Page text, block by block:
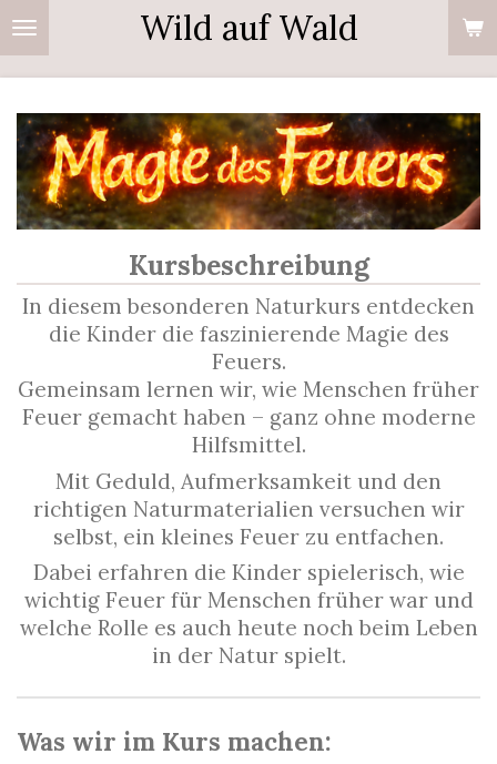
Zum
Hauptinhalt
Wild auf Wald
Kursbeschreibung
In diesem besonderen Naturkurs entdecken
die Kinder die faszinierende Magie des
Feuers.
Gemeinsam lernen wir, wie Menschen früher
Feuer gemacht haben – ganz ohne moderne
Hilfsmittel.
Mit Geduld, Aufmerksamkeit und den
richtigen Naturmaterialien versuchen wir
selbst, ein kleines Feuer zu entfachen.
Dabei erfahren die Kinder spielerisch, wie
wichtig Feuer für Menschen früher war und
welche Rolle es auch heute noch beim Leben
in der Natur spielt.
Was wir im Kurs machen: